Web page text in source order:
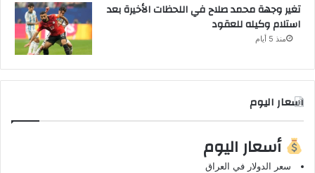
تغير وجهة محمد صلاح في اللحظات الأخيرة بعد
استلام وكيله للعقود
منذ 5 أيام
اسعار اليوم
أسعار اليوم
سعر الدولار في العراق